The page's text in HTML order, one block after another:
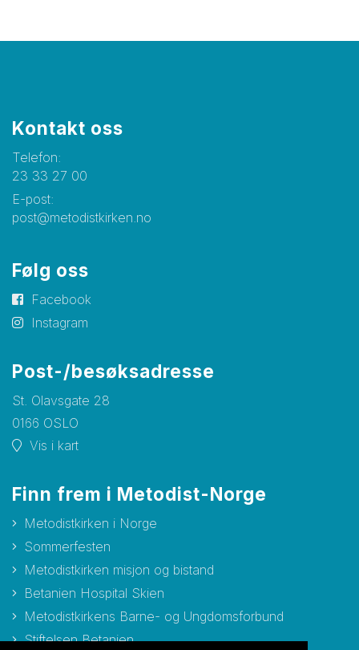
Kontakt oss
Telefon:
23 33 27 00
E-post:
post@metodistkirken.no
Følg oss
Facebook
Instagram
Post-/besøksadresse
St. Olavsgate 28
0166 OSLO
Vis i kart
Finn frem i Metodist-Norge
Metodistkirken i Norge
Sommerfesten
Metodistkirken misjon og bistand
Betanien Hospital Skien
Metodistkirkens Barne- og Ungdomsforbund
Stiftelsen Betanien